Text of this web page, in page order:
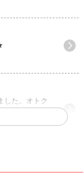
した。オトク
友達登録よろ